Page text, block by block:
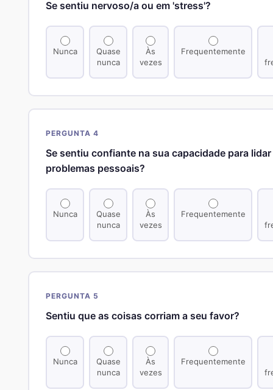
Se sentiu nervoso/a ou em 'stress'?
Nunca
Quase
nunca
Às
vezes
Frequentemente
PERGUNTA 4
Se sentiu confiante na sua capacidade para
problemas pessoais?
Nunca
Quase
nunca
Às
vezes
Frequentemente
PERGUNTA 5
Sentiu que as coisas corriam a seu favor?
Nunca
Quase
nunca
Às
vezes
Frequentemente